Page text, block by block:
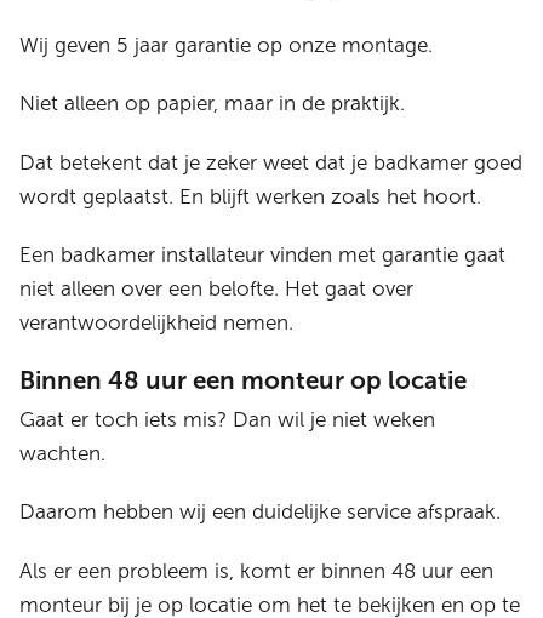
Wij geven 5 jaar garantie op onze montage.
Niet alleen op papier, maar in de praktijk.
Dat betekent dat je zeker weet dat je badkamer goed
wordt geplaatst. En blijft werken zoals het hoort.
Een badkamer installateur vinden met garantie gaat
niet alleen over een belofte. Het gaat over
verantwoordelijkheid nemen.
Binnen 48 uur een monteur op locatie
Gaat er toch iets mis? Dan wil je niet weken
wachten.
Daarom hebben wij een duidelijke service afspraak.
Als er een probleem is, komt er binnen 48 uur een
monteur bij je op locatie om het te bekijken en op te